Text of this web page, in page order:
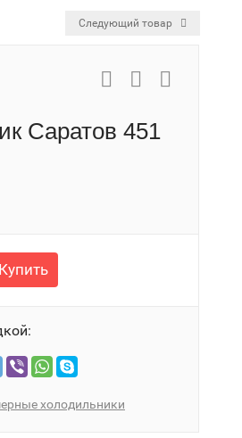
Следующий товар
Саратов 451
Купить
холодильники